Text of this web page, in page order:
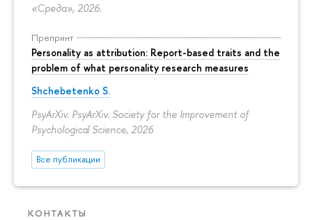
«Среда», 2026.
Препринт
Personality as attribution: Report-based traits and the
problem of what personality research measures
Shchebetenko S.
PsyArXiv. PsyArXiv. Society for the Improvement of
Psychological Science, 2026
Все публикации
КОНТАКТЫ